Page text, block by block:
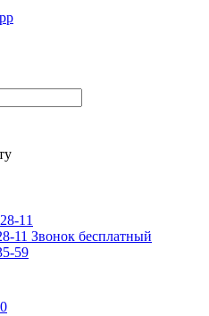
11
11 Звонок бесплатный
59
0